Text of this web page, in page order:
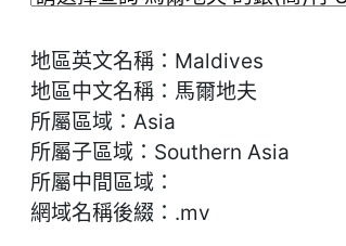
地區英文名稱：Maldives
地區中文名稱：馬爾地夫
所屬區域：Asia
所屬子區域：Southern Asia
所屬中間區域：
網域名稱後綴：.mv